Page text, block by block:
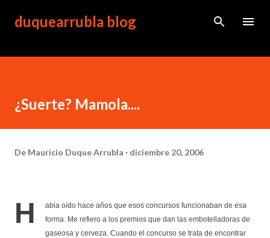
Ir al contenido principal
duquearrubla blog
¿Suerte? Mamola....
De Mauricio Duque Arrubla diciembre 20, 2006
H
abia oído hace años que esos concursos funcionaban de esa
forma. Me refiero a los premios que dan las embotelladoras de
gaseosa y cerveza. Cuando el concurso se trata de encontrar